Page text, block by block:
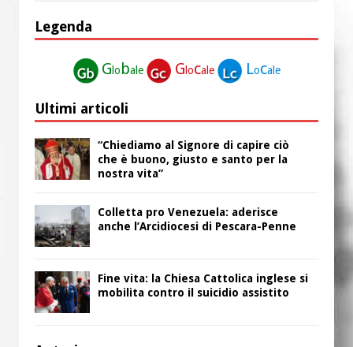
Legenda
G lobale G locale Locale
Ultimi articoli
“Chiediamo al Signore di capire ciò
che è buono, giusto e santo per la
nostra vita”
Colletta pro Venezuela: aderisce
anche l’Arcidiocesi di Pescara-Penne
Fine vita: la Chiesa Cattolica inglese si
mobilita contro il suicidio assistito